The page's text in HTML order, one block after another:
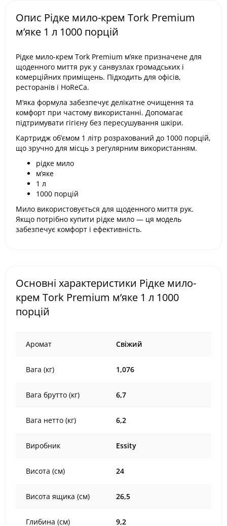
Опис Рідке мило-крем Tork Premium
м’яке 1 л 1000 порцій
Рідке мило-крем Tork Premium м’яке призначене для
щоденного миття рук у санвузлах громадських і
комерційних приміщень. Підходить для офісів,
ресторанів і HoReCa.
М’яка формула забезпечує делікатне очищення та
комфорт при частому використанні. Допомагає
підтримувати гігієну без пересушування шкіри.
Картридж об’ємом 1 літр розрахований до 1000 порцій,
що зручно для місць з регулярним використанням.
рідке мило
м’яке
1 л
1000 порцій
Мило використовується для щоденного миття рук.
Якщо потрібно купити рідке мило — ця модель
забезпечує комфорт і ефективність.
Основні характеристики Рідке мило-
крем Tork Premium м’яке 1 л 1000
порцій
Аромат Свіжий
Вага (кг) 1,076
Вага брутто (кг) 6,7
Вага нетто (кг) 6,2
Виробник Essity
Висота (см) 24
Висота ящика (см) 26,5
Глибина (см) 9,2